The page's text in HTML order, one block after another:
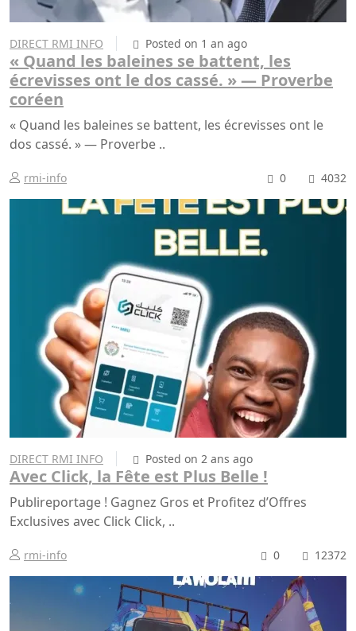
DIRECT RMI INFO Posted on 1 an ago
« Quand les baleines se battent, les
écrevisses ont le dos cassé. » — Proverbe
coréen
« Quand les baleines se battent, les écrevisses ont le
dos cassé. » — Proverbe ..
rmi-info 0 4032
DIRECT RMI INFO Posted on 2 ans ago
Avec Click, la Fête est Plus Belle !
Publireportage ! Gagnez Gros et Profitez d’Offres
Exclusives avec Click Click, ..
rmi-info 0 12372